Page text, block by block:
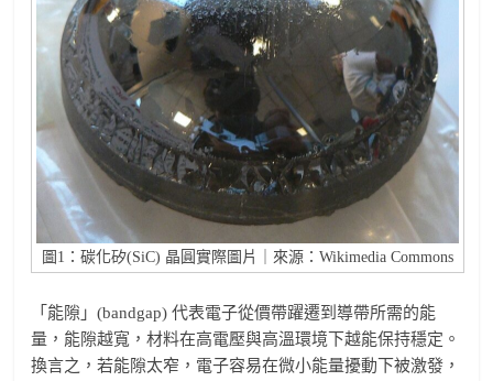
圖1：碳化矽(SiC) 晶圓實際圖片｜來源：Wikimedia Commons
「能隙」(bandgap) 代表電子從價帶躍遷到導帶所需的能
量，能隙越寬，材料在高電壓與高溫環境下越能保持穩定。
換言之，若能隙太窄，電子容易在微小能量擾動下被激發，